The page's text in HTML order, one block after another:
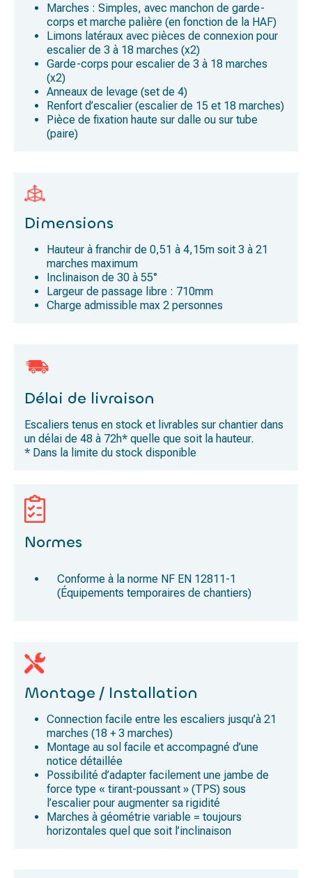
Marches : Simples, avec manchon de garde-
corps et marche palière (en fonction de la HAF)
Limons latéraux avec pièces de connexion pour
escalier de 3 à 18 marches (x2)
Garde-corps pour escalier de 3 à 18 marches
(x2)
Anneaux de levage (set de 4)
Renfort d’escalier (escalier de 15 et 18 marches)
Pièce de fixation haute sur dalle ou sur tube
(paire)
Dimensions
Hauteur à franchir de 0,51 à 4,15m soit 3 à 21
marches maximum
Inclinaison de 30 à 55°
Largeur de passage libre : 710mm
Charge admissible max 2 personnes
Délai de livraison
Escaliers tenus en stock et livrables sur chantier dans
un délai de 48 à 72h* quelle que soit la hauteur.
* Dans la limite du stock disponible
Normes
Conforme à la norme NF EN 12811-1
(Équipements temporaires de chantiers)
Montage / Installation
Connection facile entre les escaliers jusqu’à 21
marches (18 + 3 marches)
Montage au sol facile et accompagné d’une
notice détaillée
Possibilité d’adapter facilement une jambe de
force type « tirant-poussant » (TPS) sous
l’escalier pour augmenter sa rigidité
Marches à géométrie variable = toujours
horizontales quel que soit l’inclinaison